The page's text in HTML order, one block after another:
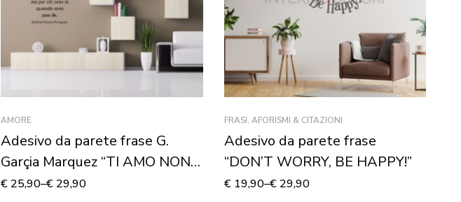
AMORE
Adesivo da parete frase G.
Garçia Marquez “TI AMO NON
PER CHI SEI…”
€ 25,90–€ 29,90
FRASI, AFORISMI & CITAZIONI
Adesivo da parete frase
“DON’T WORRY, BE HAPPY!”
€19,90–€29,90